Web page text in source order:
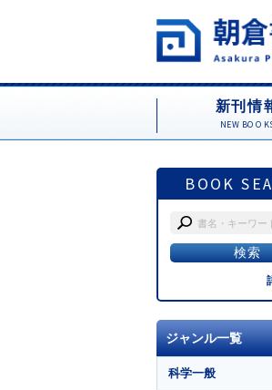
新刊情
NEW
BOOK
ジャンル一覧
科学一般